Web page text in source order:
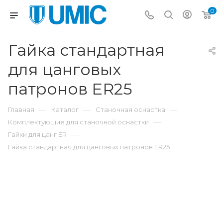
0
Гайка стандартная
для цанговых
патронов ER25
Главная — Каталог — Станочная оснастка —
Комплектующие для станочной оснастки —
Гайки для цанг ER —
Гайка стандартная для цанговых патронов ER25